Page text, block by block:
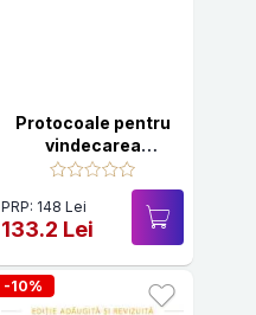
Protocoale pentru
vindecarea
creierului (Medium
PRP: 148 Lei
133.2 Lei
-10%